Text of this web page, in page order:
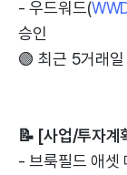
- 우드워드(
승인
🟢 최근 5거래
📝 [사업/투자
- 브룩필드 애셋